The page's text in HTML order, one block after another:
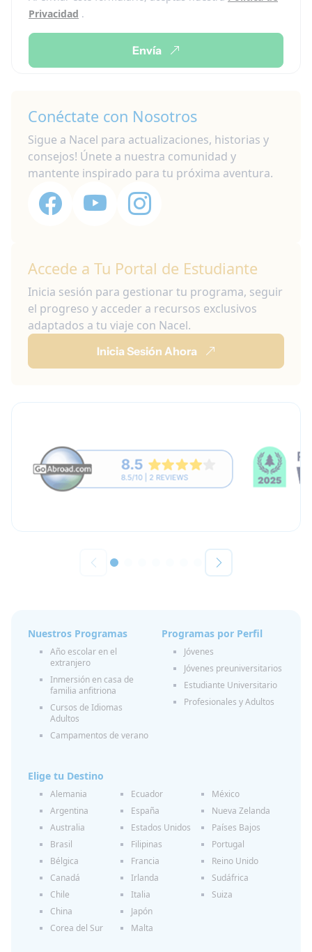
Privacidad .
Envía
Conéctate con Nosotros
Sigue a Nacel para actualizaciones, historias y
consejos! Únete a nuestra comunidad y
mantente inspirado para tu próxima aventura.
Accede a Tu Portal de Estudiante
Inicia sesión para gestionar tu programa, seguir
el progreso y acceder a recursos exclusivos
adaptados a tu viaje con Nacel.
Inicia Sesión Ahora
Nuestros Programas
Año escolar en el
extranjero
Inmersión en casa de
familia anfitriona
Cursos de Idiomas
Adultos
Campamentos de verano
Programas por Perfil
Jóvenes
Jóvenes preuniversitarios
Estudiante Universitario
Profesionales y Adultos
Elige tu Destino
Alemania
Argentina
Australia
Brasil
Bélgica
Canadá
Chile
China
Corea del Sur
Ecuador
España
Estados Unidos
Filipinas
Francia
Irlanda
Italia
Japón
Malta
México
Nueva Zelanda
Países Bajos
Portugal
Reino Unido
Sudáfrica
Suiza